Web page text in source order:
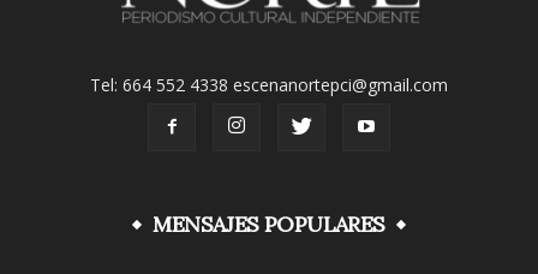
Tel: 664 552 4338 escenanortepci@gmail.com
MENSAJES POPULARES